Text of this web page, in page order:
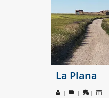
La Plana
| | |